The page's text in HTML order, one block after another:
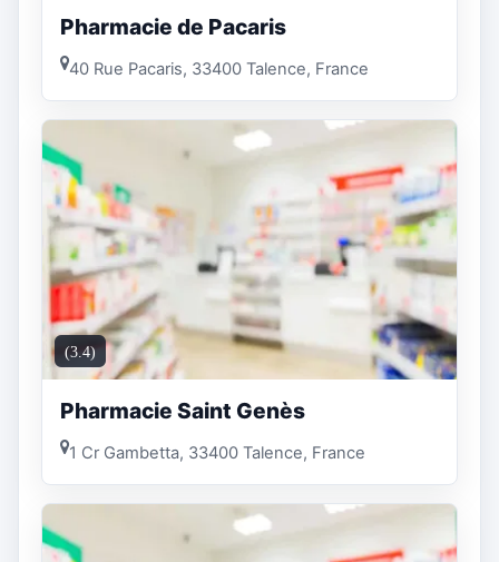
Pharmacie de Pacaris
40 Rue Pacaris, 33400 Talence, France
(3.4)
Pharmacie Saint Genès
1 Cr Gambetta, 33400 Talence, France